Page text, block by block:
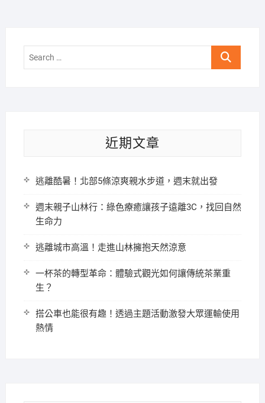
Search
近期文章
逃離酷暑！北部5條涼爽親水步道，週末就出發
週末親子山林行：綠色療癒讓孩子遠離3C，找回自然
生命力
逃離城市高溫！走進山林擁抱天然涼意
一杯茶的轉型革命：體驗式觀光如何讓傳統茶業重
生？
搭公車也能很有趣！透過主題活動激發大眾運輸使用
熱情